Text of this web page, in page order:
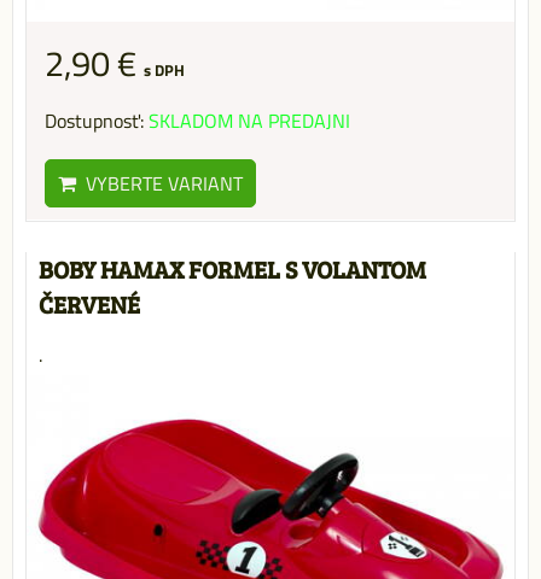
2,90 € s DPH
Dostupnosť:SKLADOM NA PREDAJNI
VYBERTE VARIANT
BOBY HAMAX FORMEL S VOLANTOM
ČERVENÉ
.